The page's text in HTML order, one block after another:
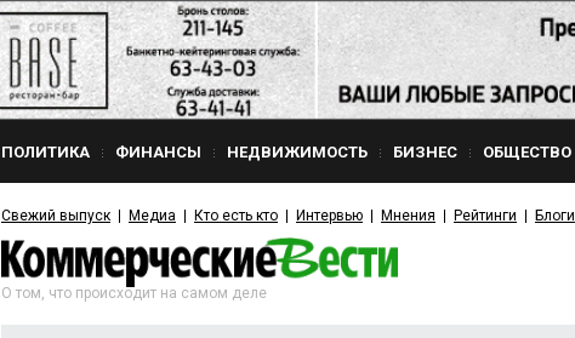
ПОЛИТИКА ФИНАНСЫ НЕДВИЖИМОСТЬ БИЗНЕС ОБЩЕСТВО
Свежий выпуск Медиа Кто есть кто Интервью Мнения Рейтинги Блоги
О том, что происходит на самом деле